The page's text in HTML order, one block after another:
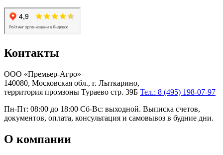
Контакты
ООО «Премьер-Агро»
140080, Московская обл., г. Лыткарино,
территория промзоны Тураево стр. 39Б Тел.: 8 (495) 198-07-97
Пн-Пт: 08:00 до 18:00 Сб-Вс: выходной. Выписка счетов,
документов, оплата, консультация и самовывоз в будние дни.
О компании